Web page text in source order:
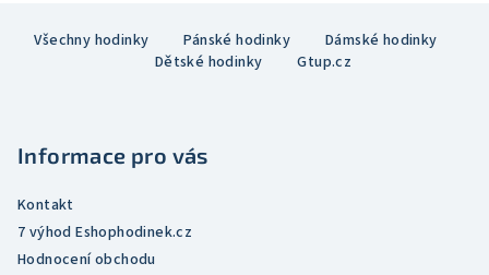
Všechny hodinky Pánské hodinky
Dámské hodinky
Dětské hodinky
Gtup.cz
Informace pro vás
Kontakt
7 výhod Eshophodinek.cz
Hodnocení obchodu